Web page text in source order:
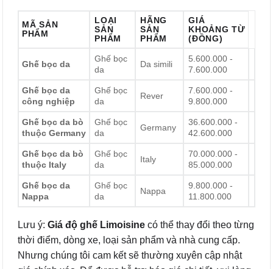
MÃ SẢN
PHẨM
LOẠI
SẢN
PHẨM
HÃNG
SẢN
PHẨM
GIÁ
KHOẢNG TỪ
(ĐỒNG)
Ghế bọc da
Ghế bọc
da
Da simili
5.600.000 -
7.600.000
Ghế bọc da
công nghiệp
Ghế bọc
da
Rever
7.600.000 -
9.800.000
Ghế bọc da bò
thuộc Germany
Ghế bọc
da
Germany
36.600.000 -
42.600.000
Ghế bọc da bò
thuộc Italy
Ghế bọc
da
Italy
70.000.000 -
85.000.000
Ghế bọc da
Nappa
Ghế bọc
da
Nappa
9.800.000 -
11.800.000
Lưu ý: Giá độ ghế Limoisine có thể thay đổi theo từng
thời điểm, dòng xe, loại sản phẩm và nhà cung cấp.
Nhưng chúng tôi cam kết sẽ thường xuyên cập nhật